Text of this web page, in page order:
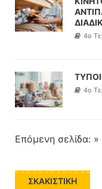
4o
4o
Επόμενη σελίδα: »
ΣΚΑΚΙΣΤΙΚΉ